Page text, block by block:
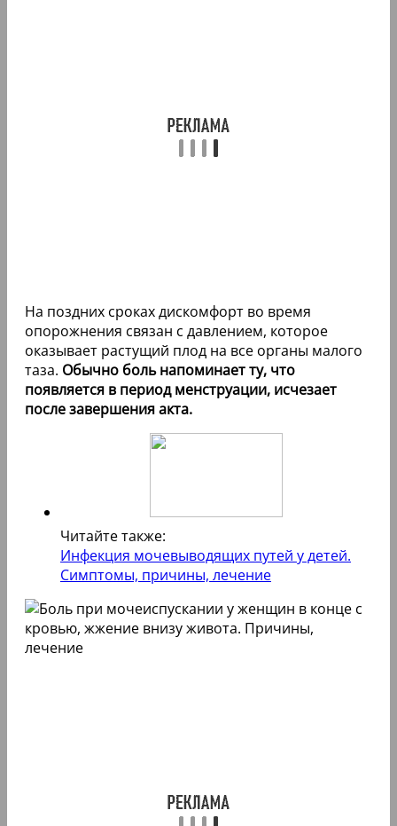
На поздних сроках дискомфорт во время
опорожнения связан с давлением, которое
оказывает растущий плод на все органы малого
таза. Обычно боль напоминает ту, что
появляется в период менструации, исчезает
после завершения акта.
Читайте также:
Инфекция мочевыводящих путей у детей.
Симптомы, причины, лечение